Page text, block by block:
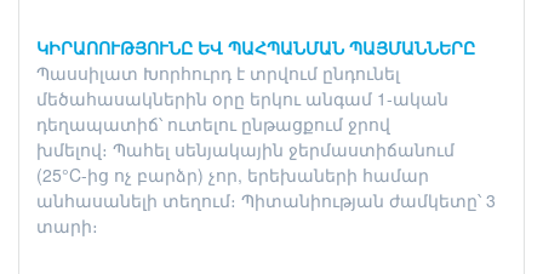
ԿԻՐԱՈՈՒԹՅՈՒՆԸ ԵՎ ՊԱՀՊԱՆՄԱՆ ՊԱՅՄԱՆՆԵՐԸ
Պասսիլատ Խորհուրդ է տրվում ընդունել
մեծահասակներին օրը երկու անգամ 1-ական
դեղապատիճ՝ ուտելու ընթացքում ջրով
խմելով։ Պահել սենյակային ջերմաստիճանում
(25°C-ից ոչ բարձր) չոր, երեխաների համար
անհասանելի տեղում։ Պիտանիության ժամկետը՝ 3
տարի։